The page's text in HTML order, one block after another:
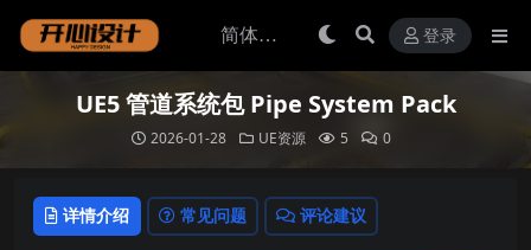
登录
UE5 管道系统包 Pipe System Pack
2026-01-28 UE资源 5 0
详情介绍 常见问题 评论建议